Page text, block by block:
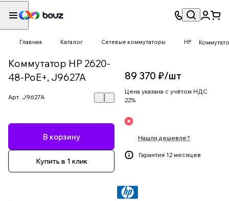
Главная Каталог Сетевые коммутаторы HP
Коммутатор HP 2620-
48-PoE+, J9627A
Арт. J9627A
В корзину
Купить в 1 клик
89 370 ₽/шт
Цена указана с учётом НДС
22%
Нашли дешевле?
Гарантия 12 месяцев